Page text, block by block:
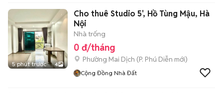
5 phút trước 4
Cho thuê Studio 5', Hồ Tùng Mậu, Hà
Nội
Nhà trống
0 đ/tháng
Phường Mai Dịch (P. Phú Diễn mới)
Cộng Đồng Nhà Đất